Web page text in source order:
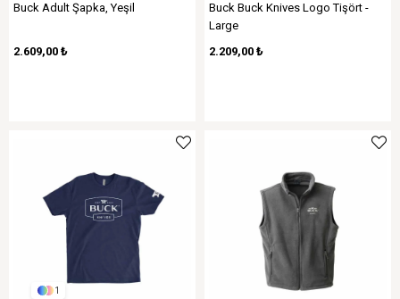
Buck Adult Şapka, Yeşil
2.609,00 ₺
Buck Buck Knives Logo Tişört -
Large
2.209,00 ₺
1